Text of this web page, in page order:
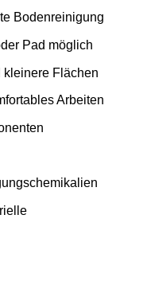
Bodenreinigung
Pad möglich
kleinere Flächen
Arbeiten